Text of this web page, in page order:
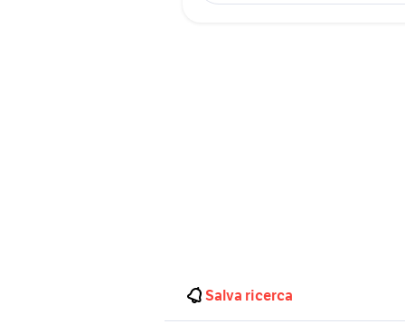
Salva ricerca